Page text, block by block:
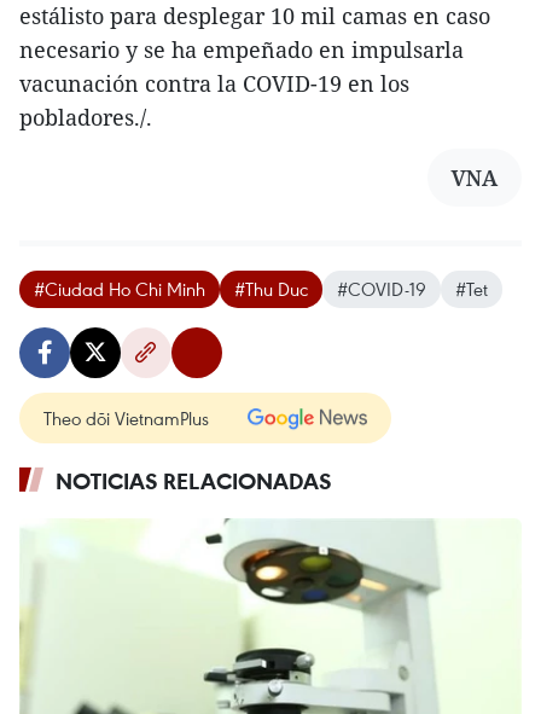
estálisto para desplegar 10 mil camas en caso
necesario y se ha empeñado en impulsarla
vacunación contra la COVID-19 en los
pobladores./.
VNA
#Ciudad Ho Chi Minh #Thu Duc #COVID-19 #Tet
Theo dõi VietnamPlus
NOTICIAS RELACIONADAS